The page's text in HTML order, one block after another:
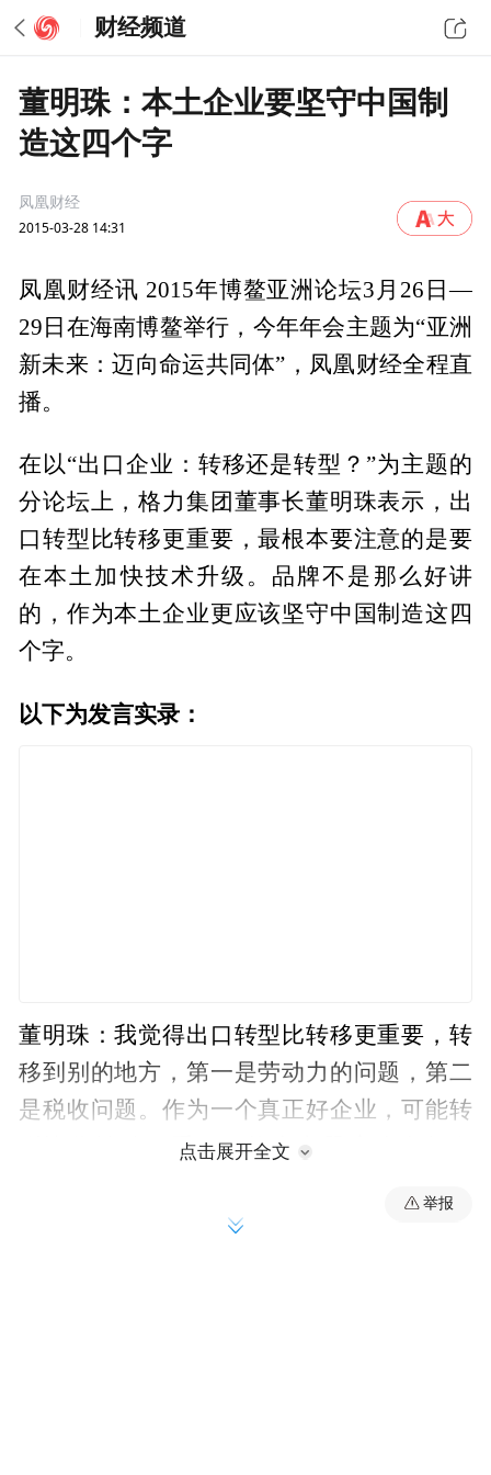
财经频道
董明珠：本土企业要坚守中国制
造这四个字
凤凰财经
2015-03-28 14:31
凤凰财经讯 2015年博鳌亚洲论坛3月26日—
29日在海南博鳌举行，今年年会主题为“亚洲
新未来：迈向命运共同体”，凤凰财经全程直
播。
在以“出口企业：转移还是转型？”为主题的
分论坛上，格力集团董事长董明珠表示，出
口转型比转移更重要，最根本要注意的是要
在本土加快技术升级。品牌不是那么好讲
的，作为本土企业更应该坚守中国制造这四
个字。
以下为发言实录：
董明珠：我觉得出口转型比转移更重要，转
移到别的地方，第一是劳动力的问题，第二
是税收问题。作为一个真正好企业，可能转
型比你转移更重要，格力电器这么多年发
起大落，在平稳过程当中，格力的转变，从
点击展开全文
举报